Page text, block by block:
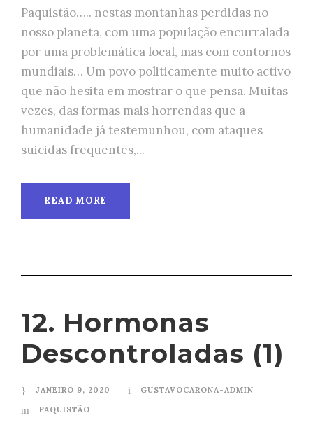
Paquistão….. nestas montanhas perdidas no
nosso planeta, com uma população encurralada
por uma problemática local, mas com contornos
mundiais… Um povo politicamente muito activo
que não hesita em mostrar o que pensa. Muitas
vezes, das formas mais horrendas que a
humanidade já testemunhou, com ataques
suicidas frequentes,...
READ MORE
12. Hormonas
Descontroladas (1)
JANEIRO 9, 2020
GUSTAVOCARONA-ADMIN
PAQUISTÃO